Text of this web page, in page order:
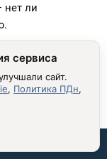
нет ли
категорий с
— ищите
— особенно
сервиса
сайт.
, Политика ПДн,